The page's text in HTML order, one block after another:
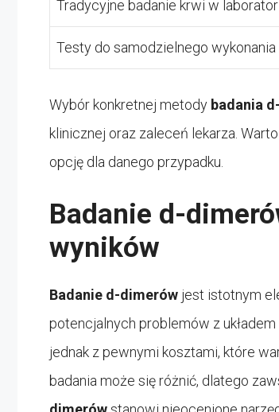
Tradycyjne badanie krwi w
Testy do samodzielnego wykonania
Wybór konkretnej metody badania
klinicznej oraz zaleceń lekarza.
opcję dla danego przypadku.
Badanie d-
wyników
Badanie d-dimerów jest istotnym
potencjalnych problemów z
jednak z pewnymi kosztami, które
badania może się różnić, dlatego